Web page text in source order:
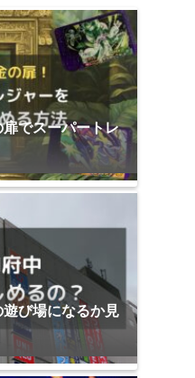
扉でスーパートレ
び場になるか見